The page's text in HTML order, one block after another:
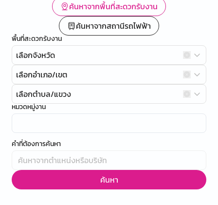
ค้นหาจากพื้นที่สะดวกรับงาน
ค้นหาจากสถานีรถไฟฟ้า
พื้นที่สะดวกรับงาน
เลือกจังหวัด
เลือกอำเภอ/เขต
เลือกตำบล/แขวง
หมวดหมู่งาน
คำที่ต้องการค้นหา
ค้นหา